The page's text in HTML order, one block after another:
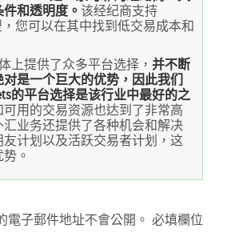
和透明度。 该经纪商支持
，您可以在其中找到低交易成本和
上提供了众多平台选择， 并不断
是一个巨大的优势，因此我们
的平台选择是该行业中最好的之
可用的交易资源也达到了非常高
业务还提供了各种机会和解决
计划以及活跃交易者计划，这
。
電子郵件地址不會公開。 必填欄位